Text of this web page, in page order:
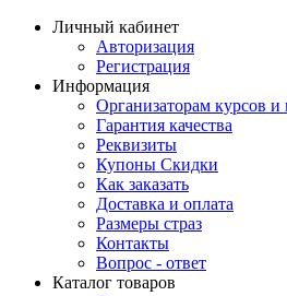
Личный кабинет
Авторизация
Регистрация
Информация
Организаторам курсов и
Гарантия качества
Реквизиты
Купоны Скидки
Как заказать
Доставка и оплата
Размеры страз
Контакты
Вопрос - ответ
Каталог товаров